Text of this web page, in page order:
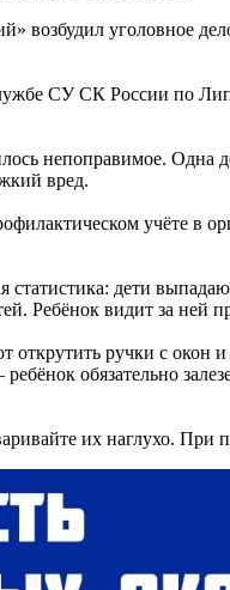
возбудил уголовное
СУ СК России по
непоправимое. Одна
вред.
учёте в
дети
Ребёнок видит за ней
открутить ручки с
обязательно
их наглухо. При